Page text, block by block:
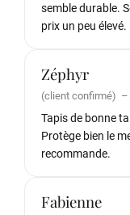
semble durable.
prix un peu élevé.
Zéphyr
(client confirmé) –
Tapis de bonne
Protège bien le
recommande.
Fabienne